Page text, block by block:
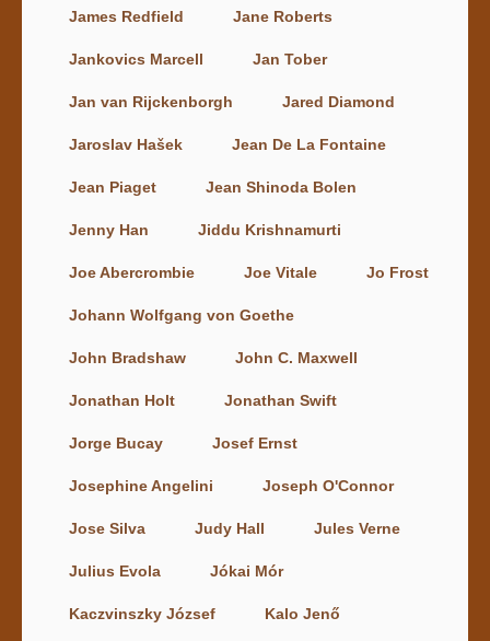
James Redfield Jane Roberts
Jankovics Marcell Jan Tober
Jan van Rijckenborgh Jared Diamond
Jaroslav Hašek Jean De La Fontaine
Jean Piaget Jean Shinoda Bolen
Jenny Han Jiddu Krishnamurti
Joe Abercrombie Joe Vitale Jo Frost
Johann Wolfgang von Goethe
John Bradshaw John C. Maxwell
Jonathan Holt Jonathan Swift
Jorge Bucay Josef Ernst
Josephine Angelini Joseph O'Connor
Jose Silva Judy Hall Jules Verne
Julius Evola Jókai Mór
Kaczvinszky József Kalo Jenő